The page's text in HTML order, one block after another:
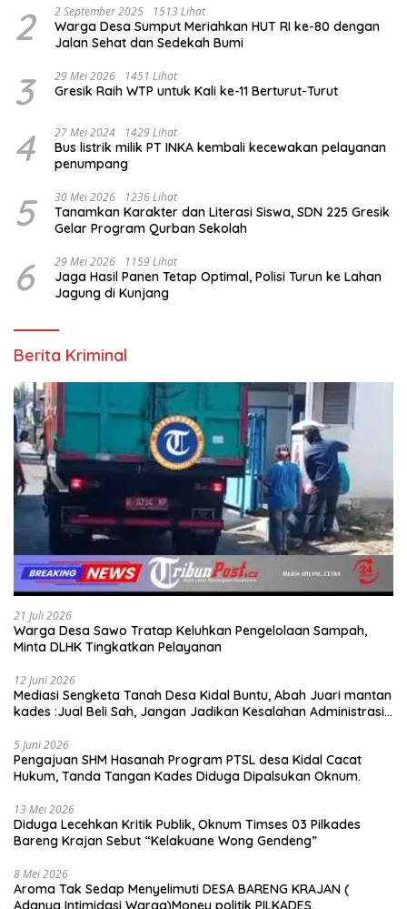
2 2 September 2025 1513 Lihat
Warga Desa Sumput Meriahkan HUT RI ke-80 dengan
Jalan Sehat dan Sedekah Bumi ‎
3 29 Mei 2026 1451 Lihat
Gresik Raih WTP untuk Kali ke-11 Berturut-Turut
4 27 Mei 2024 1429 Lihat
Bus listrik milik PT INKA kembali kecewakan pelayanan
penumpang
5 30 Mei 2026 1236 Lihat
Tanamkan Karakter dan Literasi Siswa, SDN 225 Gresik
Gelar Program Qurban Sekolah
6 29 Mei 2026 1159 Lihat
Jaga Hasil Panen Tetap Optimal, Polisi Turun ke Lahan
Jagung di Kunjang
Berita Kriminal
21 Juli 2026
Warga Desa Sawo Tratap Keluhkan Pengelolaan Sampah,
Minta DLHK Tingkatkan Pelayanan
12 Juni 2026
Mediasi Sengketa Tanah Desa Kidal Buntu, Abah Juari mantan
kades :Jual Beli Sah, Jangan Jadikan Kesalahan Administrasi
5 Juni 2026
Pengajuan SHM Hasanah Program PTSL desa Kidal Cacat
Hukum, Tanda Tangan Kades Diduga Dipalsukan Oknum.
13 Mei 2026
Diduga Lecehkan Kritik Publik, Oknum Timses 03 Pilkades
Bareng Krajan Sebut “Kelakuane Wong Gendeng”
8 Mei 2026
Aroma Tak Sedap Menyelimuti DESA BARENG KRAJAN (
Adanya Intimidasi Warga)Money politik PILKADES.